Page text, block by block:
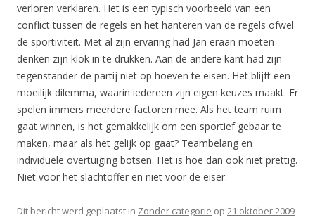
verloren verklaren. Het is een typisch voorbeeld van een
conflict tussen de regels en het hanteren van de regels ofwel
de sportiviteit. Met al zijn ervaring had Jan eraan moeten
denken zijn klok in te drukken. Aan de andere kant had zijn
tegenstander de partij niet op hoeven te eisen. Het blijft een
moeilijk dilemma, waarin iedereen zijn eigen keuzes maakt. Er
spelen immers meerdere factoren mee. Als het team ruim
gaat winnen, is het gemakkelijk om een sportief gebaar te
maken, maar als het gelijk op gaat? Teambelang en
individuele overtuiging botsen. Het is hoe dan ook niet prettig.
Niet voor het slachtoffer en niet voor de eiser.
Dit bericht werd geplaatst in Zonder categorie op 21 oktober 2009